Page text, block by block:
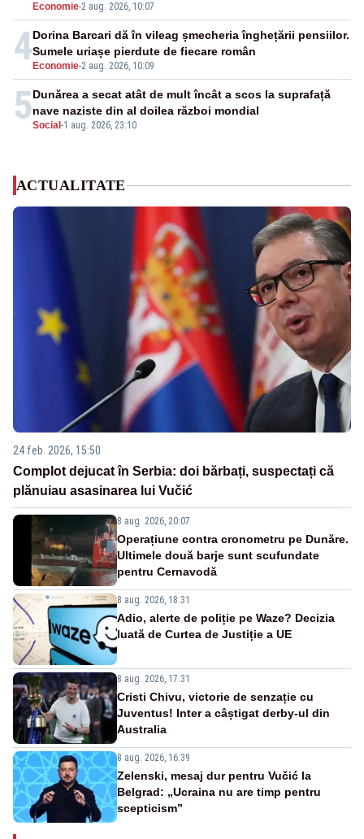
Economie-2 aug. 2026, 10:07
4 Economie-2 aug. 2026, 10:09
Dorina Barcari dă în vileag șmecheria înghețării pensiilor.
Sumele uriașe pierdute de fiecare român
5Social -1 aug. 2026, 23:10
Dunărea a secat atât de mult încât a scos la suprafață
nave naziste din al doilea război mondial
ACTUALITATE
24 feb. 2026, 15:50
Complot dejucat în Serbia: doi bărbați, suspectați că
plănuiau asasinarea lui Vučić
8 aug. 2026, 20:07
Operațiune contra cronometru pe Dunăre.
Ultimele două barje sunt scufundate
pentru Cernavodă
8 aug. 2026, 18:31
Adio, alerte de poliție pe Waze? Decizia
luată de Curtea de Justiție a UE
8 aug. 2026, 17:31
Cristi Chivu, victorie de senzație cu
Juventus! Inter a câștigat derby-ul din
Australia
8 aug. 2026, 16:39
Zelenski, mesaj dur pentru Vučić la
Belgrad: „Ucraina nu are timp pentru
scepticism”